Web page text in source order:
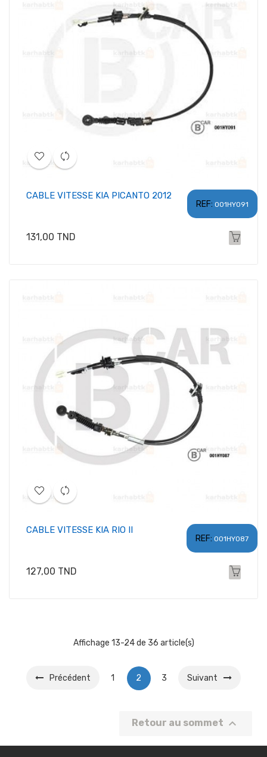
REF: 001HY091
CABLE VITESSE KIA PICANTO 2012
Prix
131,00 TND
REF: 001HY087
CABLE VITESSE KIA RIO II
Prix
127,00 TND
Affichage 13-24 de 36 article(s)
Précédent 1 2 3 Suivant
Retour au sommet 